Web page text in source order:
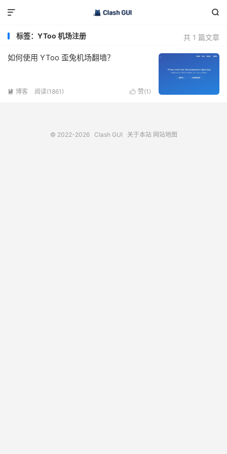


共 1 篇文章
标签：YToo 机场注册
如何使用 YToo 歪兔机场翻墙？
 赞(1 )
 博客 阅读(1861)
© 2022-2026 Clash GUI 关于本站 网站地图